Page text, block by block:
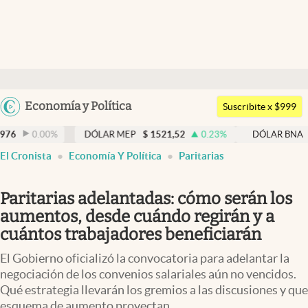
Argentina
Uruguay
Economía y Política
Members
Economía y Política
Finanzas y Mercados
Negocios
Columnistas
Otras secciones
Apertura
Suscribite x $999
% DÓLAR MEP $ 1521,52 0.23% DÓLAR BNA $ 1520
El Cronista Economía Y Política Paritarias
Paritarias adelantadas: cómo serán los
aumentos, desde cuándo regirán y a
cuántos trabajadores beneficiarán
El Gobierno oficializó la convocatoria para adelantar la
negociación de los convenios salariales aún no vencidos.
Qué estrategia llevarán los gremios a las discusiones y que